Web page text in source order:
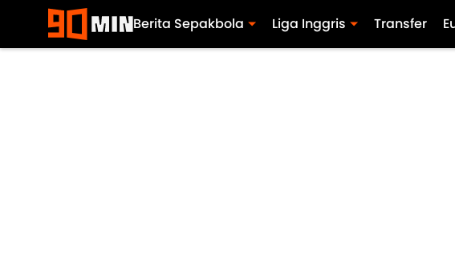
Berita Sepakbola Liga Inggris Transfer